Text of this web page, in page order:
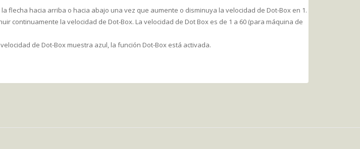
hacia arriba o hacia abajo una vez que aumente o disminuya la velocidad de Dot-Box en 1.
continuamente la velocidad de Dot-Box. La velocidad de Dot Box es de 1 a 60 (para máquina de
de Dot-Box muestra azul, la función Dot-Box está activada.